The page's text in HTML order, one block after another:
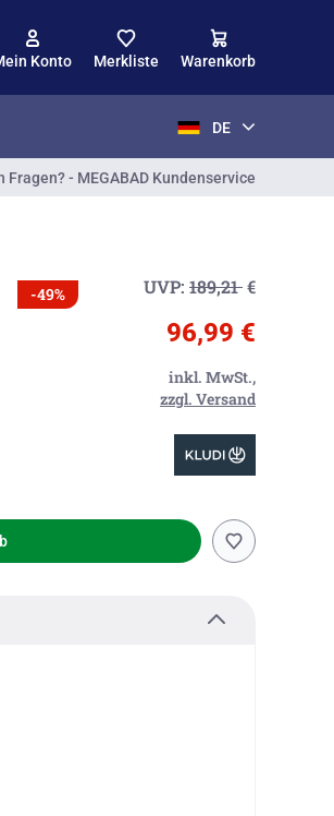
Konto Merkliste Warenkorb
DE
Fragen? - MEGABAD Kundenservice
-49% UVP: 189,21€
96,99 €
inkl. MwSt.,
zzgl. Versand